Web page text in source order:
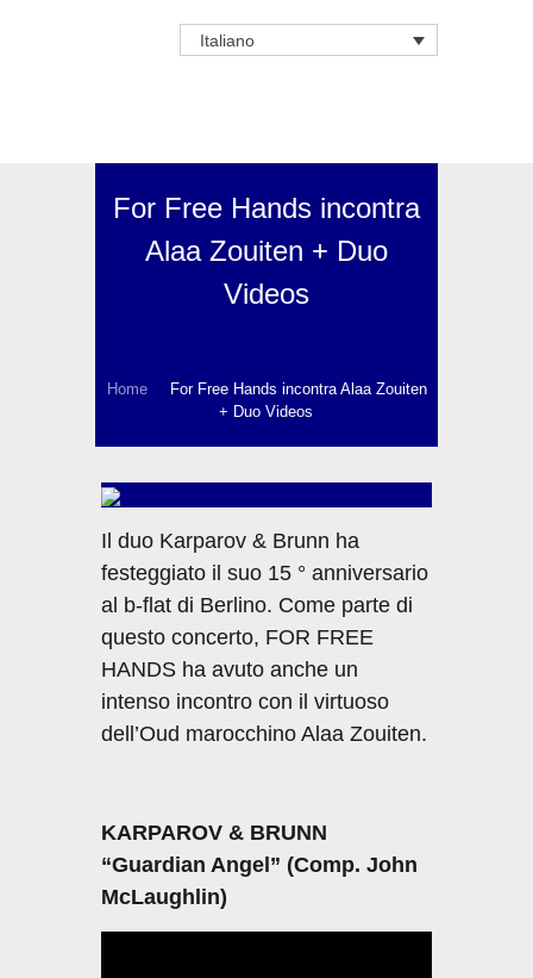
Italiano
For Free Hands incontra
Alaa Zouiten + Duo
Videos
Home
For Free Hands incontra Alaa Zouiten
+ Duo Videos
Il duo Karparov & Brunn ha
festeggiato il suo 15 ° anniversario
al b-flat di Berlino. Come parte di
questo concerto, FOR FREE
HANDS ha avuto anche un
intenso incontro con il virtuoso
dell’Oud marocchino Alaa Zouiten.
KARPAROV & BRUNN
“Guardian Angel” (Comp. John
McLaughlin)